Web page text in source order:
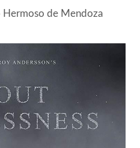
Hermoso de Mendoza